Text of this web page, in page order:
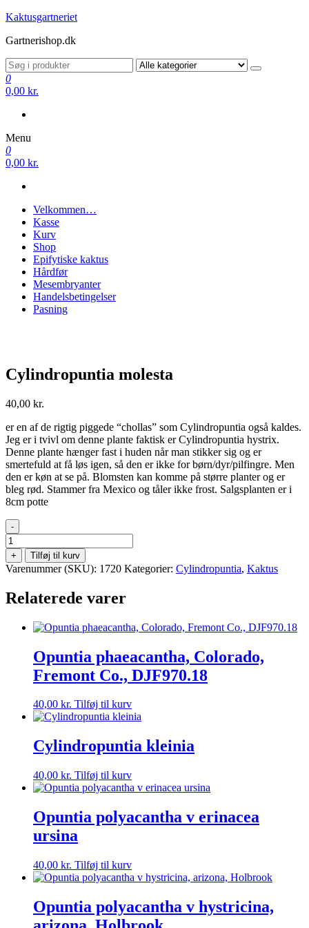
Videre
indhold
Kaktusgartneriet
Gartnerishop.dk
0
0,00 kr.
Menu
0
0,00 kr.
Velkommen…
Kasse
Kurv
Shop
Epifytiske kaktus
Hårdfør
Mesembryanter
Handelsbetingelser
Pasning
Cylindropuntia molesta
40,00 kr.
er en af de rigtig piggede “chollas” som Cylindropuntia også kaldes.
Jeg er i tvivl om denne plante faktisk er Cylindropuntia hystrix.
Denne plante hænger fast i huden når man stikker sig og er
smertefuld at få løs igen, så den er ikke for børn/dyr/pilfingre. Men
den er køn at se på. Blomsten kan komme på større planter og er
bleg rød. Stammer fra Mexico og tåler ikke frost. Salgsplanten er i
8cm potte
-
Cylindropuntia
molesta
antal
+ Tilføj til kurv
Varenummer (SKU): 1720 Kategorier: Cylindropuntia, Kaktus
Relaterede varer
Opuntia phaeacantha, Colorado,
Fremont Co., DJF970.18
40,00 kr. Tilføj til kurv
Cylindropuntia kleinia
40,00 kr. Tilføj til kurv
Opuntia polyacantha v erinacea
ursina
40,00 kr. Tilføj til kurv
Opuntia polyacantha v hystricina,